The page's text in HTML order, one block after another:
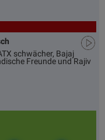
schwächer, Bajaj
Freunde und Rajiv